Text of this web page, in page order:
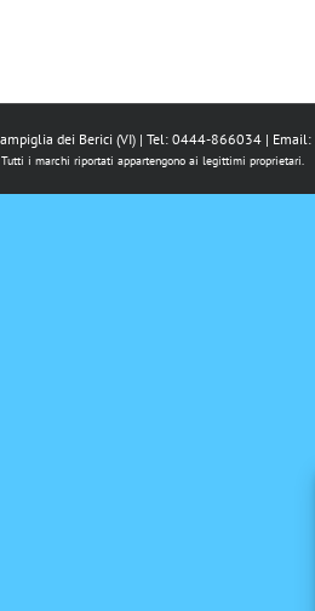
dei Berici (VI) | Tel: 0444-866034 | Email:
Tutti i marchi riportati appartengono ai legittimi proprietari.